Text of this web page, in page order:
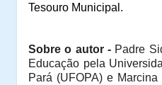
Tesouro Municipal.
Sobre o autor - Padre
Educação pela
Pará (UFOPA) e